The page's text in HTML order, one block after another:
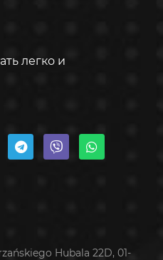
легко и
Hubala 22D, 01-